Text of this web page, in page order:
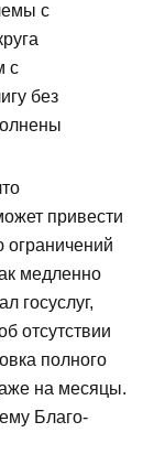
с
с
без
привести
ограничений
медленно
госуслуг,
отсутствии
полного
на месяцы.
Благо-